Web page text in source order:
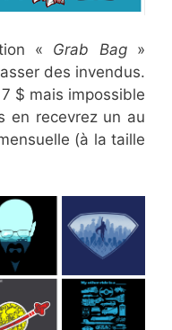
« Grab Bag»
des invendus.
$ mais impossible
en recevrez un au
(à la taille